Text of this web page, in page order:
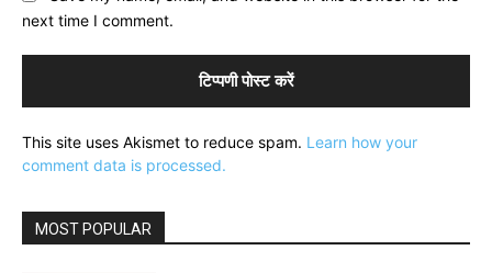
next time I comment.
This site uses Akismet to reduce spam. Learn how your
comment data is processed.
MOST POPULAR